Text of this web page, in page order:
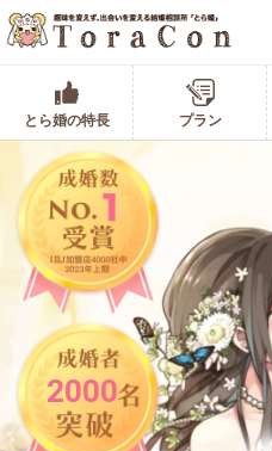
とら婚の特長 プラン
2000